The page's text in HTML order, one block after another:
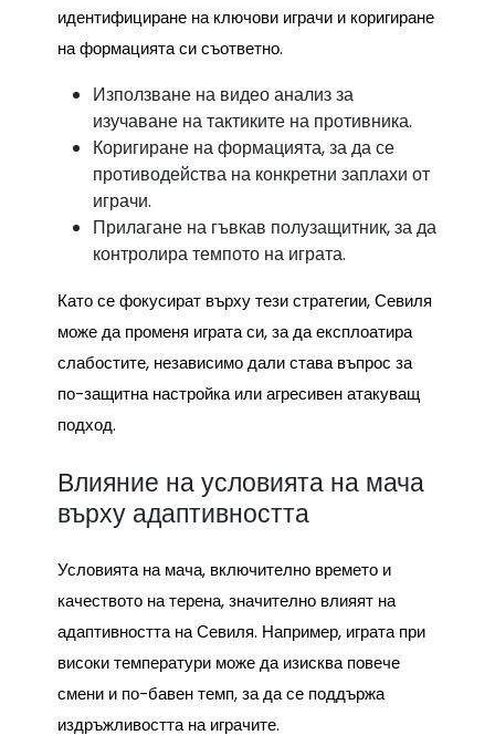
идентифициране на ключови играчи и коригиране
на формацията си съответно.
Използване на видео анализ за
изучаване на тактиките на противника.
Коригиране на формацията, за да се
противодейства на конкретни заплахи от
играчи.
Прилагане на гъвкав полузащитник, за да
контролира темпото на играта.
Като се фокусират върху тези стратегии, Севиля
може да променя играта си, за да експлоатира
слабостите, независимо дали става въпрос за
по-защитна настройка или агресивен атакуващ
подход.
Влияние на условията на мача
върху адаптивността
Условията на мача, включително времето и
качеството на терена, значително влияят на
адаптивността на Севиля. Например, играта при
високи температури може да изисква повече
смени и по-бавен темп, за да се поддържа
издръжливостта на играчите.